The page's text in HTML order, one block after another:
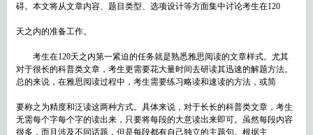
碍。本文将从文章内容、题目类型、选项设计等方面集中讨论考生在120
天之内的准备工作。
考生在120天之内第一紧迫的任务就是熟悉雅思阅读的文章样式。尤其
对于很长的科普类文章，考生更需要花大量时间去研读其迅速的解题方法。
总的来说，在雅思阅读过程中，考生需要练习略读和速读的方法，或简
要称之为精度和泛读这两种方式。具体来说，对于长长的科普类文章，考生
无需每个字每个字的读出来，只要将每段的大意读出来即可。虽然每段内容
很多，而且涉及不同话题，但是每段都有自己独立的主题句。根据主